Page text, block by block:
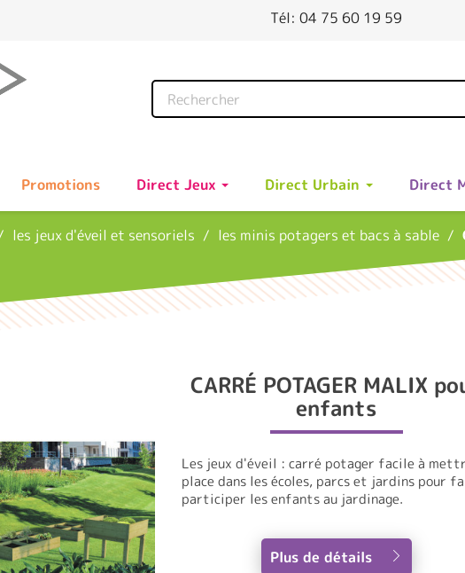
Tél: 04 75 60 19 59
Promotions Direct Jeux Direct Urbain Direct
les jeux d'éveil et sensoriels les minis potagers et bacs à sable
CARRÉ POTAGER MALIX
enfants
Les jeux d'éveil : carré potager facile à
place dans les écoles, parcs et jardins pour
participer les enfants au jardinage.
Plus de détails